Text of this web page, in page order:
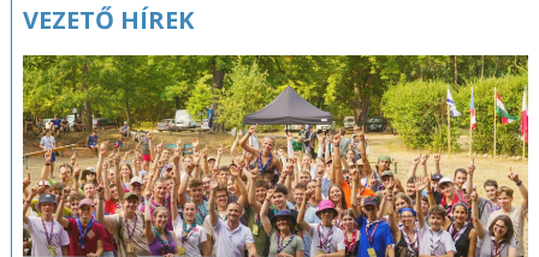
Kapcsolódó
VEZETŐ HÍREK